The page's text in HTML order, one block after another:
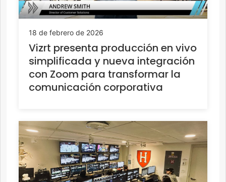
18 de febrero de 2026
Vizrt presenta producción en vivo
simplificada y nueva integración
con Zoom para transformar la
comunicación corporativa